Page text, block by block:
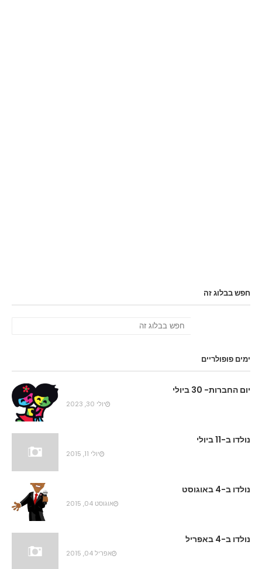
חפש בבלוג זה
ימים פופולריים
יום החברות- 30 ביולי
יולי 30, 2023
נולדו ב-11 ביולי
יולי 11, 2015
נולדו ב-4 באוגוסט
אוגוסט 04, 2015
נולדו ב-4 באפריל
אפריל 04, 2015